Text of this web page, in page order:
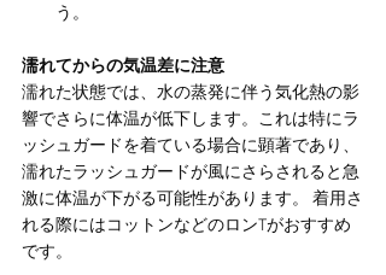
う。
濡れてからの気温差に注意
濡れた状態では、水の蒸発に伴う気化熱の影
響でさらに体温が低下します。これは特にラ
ッシュガードを着ている場合に顕著であり、
濡れたラッシュガードが風にさらされると急
激に体温が下がる可能性があります。 着用さ
れる際にはコットンなどのロンTがおすすめ
です。